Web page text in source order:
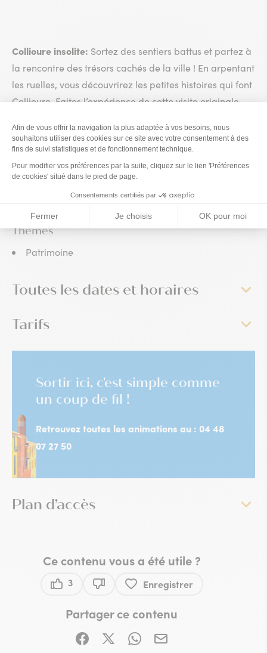
Collioure insolite: Sortez des sentiers battus et partez à
la rencontre des trésors cachés de la ville ! En arpentant
les ruelles, vous découvrirez les petites histoires qui font
Collioure. Faites l’expérience de cette visite originale,
Unebalade intime, racontant l’histoire de Collioure
travers des détails qui pourraient nous échapper. Une
visite remplie d’anecdotes et de trésors cachés
nous dévoilent Collioure d’une autre façon.
Thèmes
Patrimoine
Toutes les dates et horaires
Tarifs
Sortir ici, c'est simple comme
un coup de fil !
Retrouvez toutes les animations au : 04 48
07 27 50
Plan d’accès
Ce contenu vous a été utile ?
3 Enregistrer
Partager ce contenu
Partager sur Facebook (nouvelle fenêtre)
Partager sur X / Twitter (nouvelle
Partager sur WhatsApp
Partager par mail